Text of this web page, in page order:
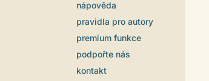
nápověda
pravidla pro autory
premium funkce
podpořte nás
kontakt